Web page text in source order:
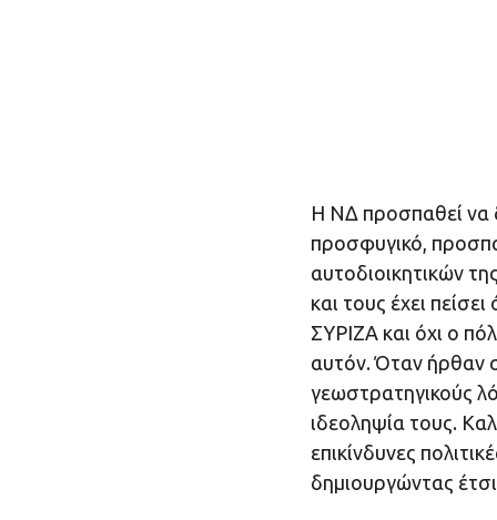
Η ΝΔ προσπαθεί να
προσφυγικό,
αυτοδιοικητικών
και τους έχει
ΣΥΡΙΖΑ και όχι ο
αυτόν. Όταν ήρθαν
γεωστρατηγικούς
ιδεοληψία τους.
επικίνδυνες
δημιουργώντας